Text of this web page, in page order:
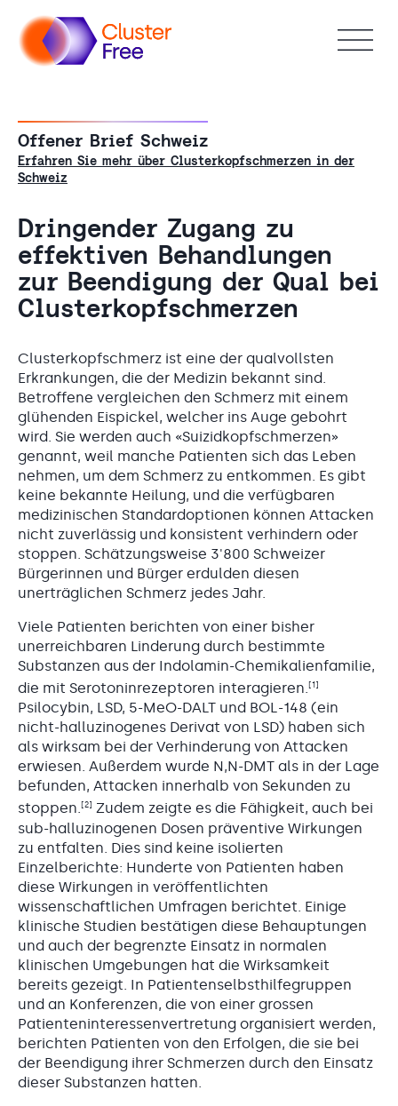
Offener Brief Schweiz
Erfahren Sie mehr über Clusterkopfschmerzen in der
Schweiz
Dringender Zugang zu
effektiven Behandlungen
zur Beendigung der Qual bei
Clusterkopfschmerzen
Clusterkopfschmerz ist eine der qualvollsten
Erkrankungen, die der Medizin bekannt sind.
Betroffene vergleichen den Schmerz mit einem
glühenden Eispickel, welcher ins Auge gebohrt
wird. Sie werden auch «Suizidkopfschmerzen»
genannt, weil manche Patienten sich das Leben
nehmen, um dem Schmerz zu entkommen. Es gibt
keine bekannte Heilung, und die verfügbaren
medizinischen Standardoptionen können Attacken
nicht zuverlässig und konsistent verhindern oder
stoppen. Schätzungsweise 3'800 Schweizer
Bürgerinnen und Bürger erdulden diesen
unerträglichen Schmerz jedes Jahr.
Viele Patienten berichten von einer bisher
unerreichbaren Linderung durch bestimmte
Substanzen aus der Indolamin-Chemikalienfamilie,
die mit Serotoninrezeptoren interagieren.[1]
Psilocybin, LSD, 5-MeO-DALT und BOL-148 (ein
nicht-halluzinogenes Derivat von LSD) haben sich
als wirksam bei der Verhinderung von Attacken
erwiesen. Außerdem wurde N,N-DMT als in der Lage
befunden, Attacken innerhalb von Sekunden zu
stoppen.[2] Zudem zeigte es die Fähigkeit, auch bei
sub-halluzinogenen Dosen präventive Wirkungen
zu entfalten. Dies sind keine isolierten
Einzelberichte: Hunderte von Patienten haben
diese Wirkungen in veröffentlichten
wissenschaftlichen Umfragen berichtet. Einige
klinische Studien bestätigen diese Behauptungen
und auch der begrenzte Einsatz in normalen
klinischen Umgebungen hat die Wirksamkeit
bereits gezeigt. In Patientenselbsthilfegruppen
und an Konferenzen, die von einer grossen
Patienteninteressenvertretung organisiert werden,
berichten Patienten von den Erfolgen, die sie bei
der Beendigung ihrer Schmerzen durch den Einsatz
dieser Substanzen hatten.